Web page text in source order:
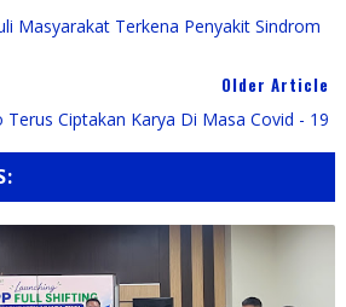
Masyarakat Terkena Penyakit Sindrom
Older Article
Terus Ciptakan Karya Di Masa Covid - 19